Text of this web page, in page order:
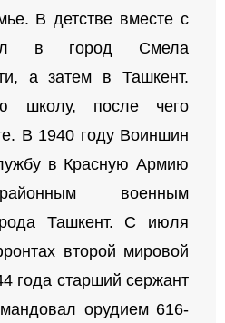
В детстве вместе с
в город Смела
а затем в Ташкент.
школу, после чего
В 1940 году Воиншин
в Красную Армию
военным
Ташкент. С июля
второй мировой
года старший сержант
орудием 616-